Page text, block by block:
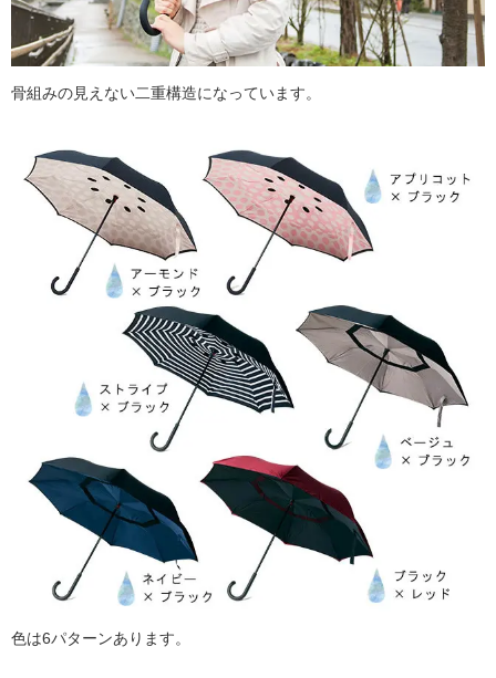
骨組みの見えない二重構造になっています。
色は6パターンあります。